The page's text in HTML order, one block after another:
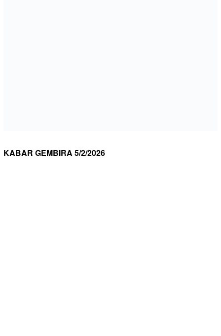
KABAR GEMBIRA 5/2/2026